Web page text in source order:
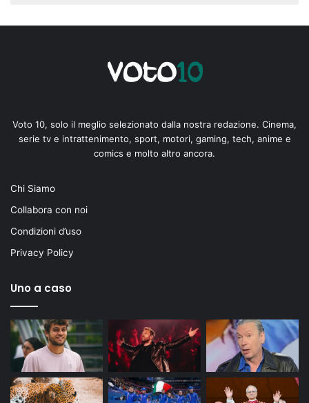
Voto 10, solo il meglio selezionato dalla nostra redazione. Cinema,
serie tv e intrattenimento, sport, motori, gaming, tech, anime e
comics e molto altro ancora.
Chi Siamo
Collabora con noi
Condizioni d’uso
Privacy Policy
Uno a caso